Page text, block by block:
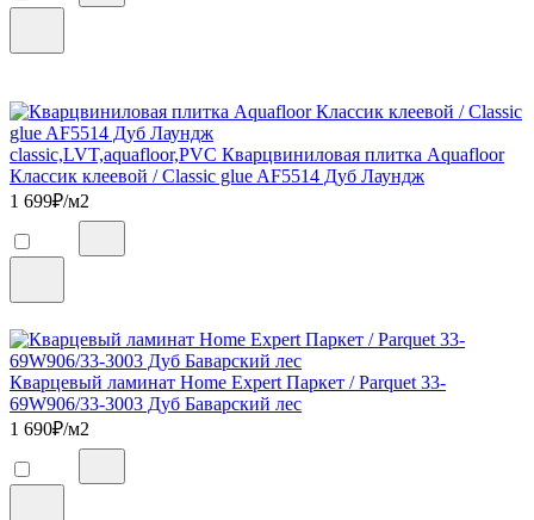
classic,LVT,aquafloor,PVC Кварцвиниловая плитка Aquafloor
Классик клеевой / Classic glue AF5514 Дуб Лаундж
1 699₽/м2
Кварцевый ламинат Home Expert Паркет / Parquet 33-
69W906/33-3003 Дуб Баварский лес
1 690₽/м2